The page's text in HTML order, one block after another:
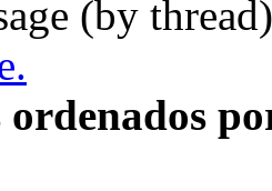
(by
ordenados